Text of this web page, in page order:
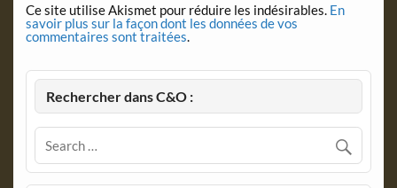
Ce site utilise Akismet pour réduire les indésirables. En
savoir plus sur la façon dont les données de vos
commentaires sont traitées
Rechercher dans C&O :